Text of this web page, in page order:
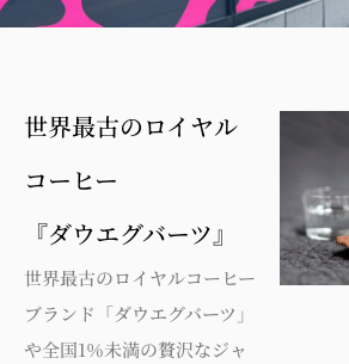
世界最古のロイヤル
コーヒー
『ダウエグバーツ』
世界最古のロイヤルコーヒー
ブランド「ダウエグバーツ」
や全国1％未満の贅沢なジャ